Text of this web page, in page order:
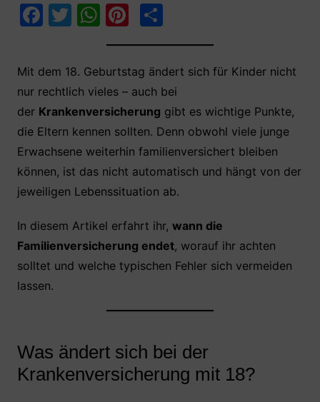
F
c
e
b
o
o
k
T
itt
er
W
h
at
s
A
p
p
Pi
nt
er
e
st
T
ei
le
n
Mit dem 18. Geburtstag ändert sich für Kinder nicht
nur rechtlich vieles – auch bei
der Krankenversicherung gibt es wichtige Punkte,
die Eltern kennen sollten. Denn obwohl viele junge
Erwachsene weiterhin familienversichert bleiben
können, ist das nicht automatisch und hängt von der
jeweiligen Lebenssituation ab.
In diesem Artikel erfahrt ihr, wann die
Familienversicherung endet, worauf ihr achten
solltet und welche typischen Fehler sich vermeiden
lassen.
Was ändert sich bei der
Krankenversicherung mit 18?